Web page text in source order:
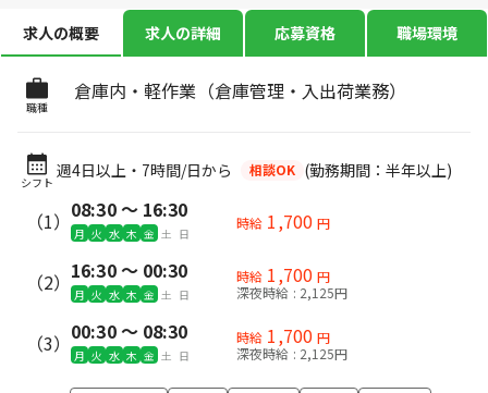
求人の概要 求人の詳細 応募資格 職場環境
職種
倉庫内・軽作業（倉庫管理・入出荷業務）
シフト
週4日以上・7時間/日から 相談OK (勤務期間：半年以上)
（1）08:30 〜 16:30
月 火 水 木 金 土 日
時給 1,700 円
（2）16:30 〜 00:30
月 火 水 木 金 土 日
時給 1,700 円
深夜時給 : 2,125円
（3）00:30 〜 08:30
月 火 水 木 金 土 日
時給 1,700 円
深夜時給 : 2,125円